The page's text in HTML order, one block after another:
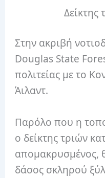
Δείκτης
Στην ακριβή
Douglas State
πολιτείας με το
Άιλαντ.
Παρόλο που η
ο δείκτης τριών
απομακρυσμένος,
δάσος σκληρού